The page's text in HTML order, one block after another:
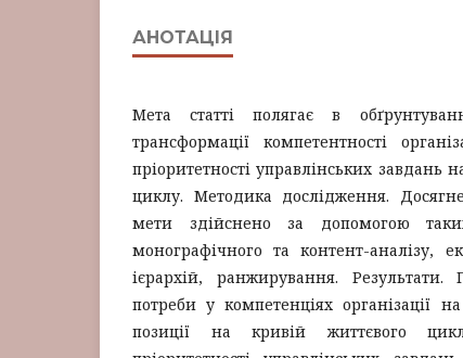
АНОТАЦІЯ
Мета статті полягає в
трансформації компетентності
пріоритетності управлінських завдань
циклу. Методика дослідження.
мети здійснено за допомогою
монографічного та контент-аналізу,
ієрархій, ранжирування. Результати.
потреби у компетенціях організації на
позиції на кривій життєвого